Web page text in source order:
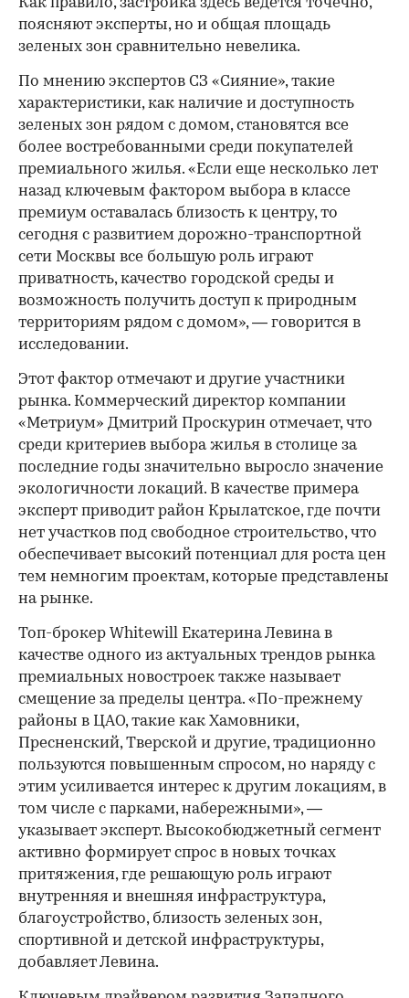
Как правило, застройка здесь ведется точечно,
поясняют эксперты, но и общая площадь
зеленых зон сравнительно невелика.
По мнению экспертов СЗ «Сияние», такие
характеристики, как наличие и доступность
зеленых зон рядом с домом, становятся все
более востребованными среди покупателей
премиального жилья. «Если еще несколько лет
назад ключевым фактором выбора в классе
премиум оставалась близость к центру, то
сегодня с развитием дорожно-транспортной
сети Москвы все большую роль играют
приватность, качество городской среды и
возможность получить доступ к природным
территориям рядом с домом», — говорится в
исследовании.
Этот фактор отмечают и другие участники
рынка. Коммерческий директор компании
«Метриум» Дмитрий Проскурин отмечает, что
среди критериев выбора жилья в столице за
последние годы значительно выросло значение
экологичности локаций. В качестве примера
эксперт приводит район Крылатское, где почти
нет участков под свободное строительство, что
обеспечивает высокий потенциал для роста цен
тем немногим проектам, которые представлены
на рынке.
Топ-брокер Whitewill Екатерина Левина в
качестве одного из актуальных трендов рынка
премиальных новостроек также называет
смещение за пределы центра. «По-прежнему
районы в ЦАО, такие как Хамовники,
Пресненский, Тверской и другие, традиционно
пользуются повышенным спросом, но наряду с
этим усиливается интерес к другим локациям, в
том числе с парками, набережными», —
указывает эксперт. Высокобюджетный сегмент
активно формирует спрос в новых точках
притяжения, где решающую роль играют
внутренняя и внешняя инфраструктура,
благоустройство, близость зеленых зон,
спортивной и детской инфраструктуры,
добавляет Левина.